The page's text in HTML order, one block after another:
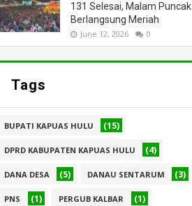
131 Selesai, Malam Puncak
Berlangsung Meriah
June 12, 2026 0
Tags
BUPATI KAPUAS HULU (15)
DPRD KABUPATEN KAPUAS HULU (4)
DANA DESA (5) DANAU SENTARUM (3)
PNS (1) PERGUB KALBAR (1)